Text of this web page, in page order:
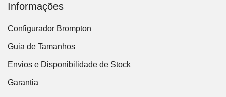
Informações
Configurador Brompton
Guia de Tamanhos
Envios e Disponibilidade de Stock
Garantia